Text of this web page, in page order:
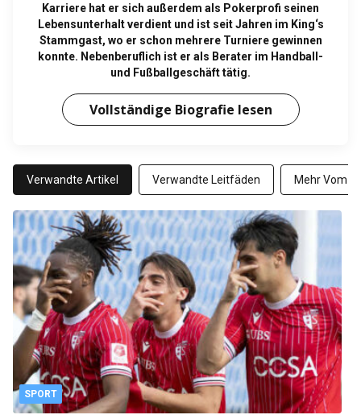
Karriere hat er sich außerdem als Pokerprofi seinen
Lebensunterhalt verdient und ist seit Jahren im King‘s
Stammgast, wo er schon mehrere Turniere gewinnen
konnte. Nebenberuflich ist er als Berater im Handball-
und Fußballgeschäft tätig.
Vollständige Biografie lesen
Verwandte Artikel Verwandte Leitfäden Mehr Vom
SPORT